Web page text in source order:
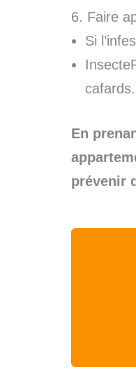
6. Faire
Si
cafards.
En
prévenir